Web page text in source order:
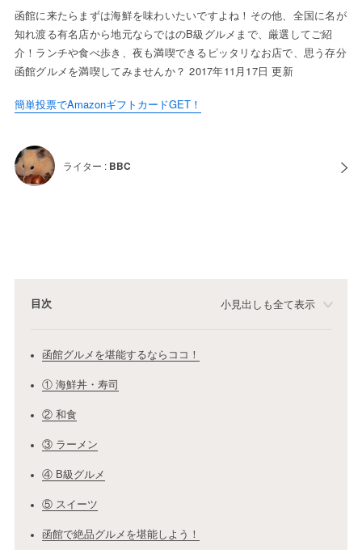
函館に来たらまずは海鮮を味わいたいですよね！その他、全国に名が
知れ渡る有名店から地元ならではのB級グルメまで、厳選してご紹
介！ランチや食べ歩き、夜も満喫できるピッタリなお店で、思う存分
函館グルメを満喫してみませんか？ 2017年11月17日 更新
簡単投票でAmazonギフトカードGET！
ライター : BBC
目次 小見出しも全て表示
函館グルメを堪能するならココ！
① 海鮮丼・寿司
② 和食
③ ラーメン
④ B級グルメ
⑤ スイーツ
函館で絶品グルメを堪能しよう！